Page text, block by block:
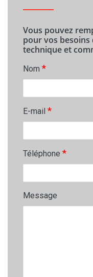
Vous pouvez
pour vos
technique et
Nom *
E-mail *
Téléphone *
Message